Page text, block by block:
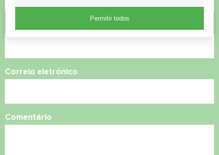
Correio eletrónico
Comentário
Permitir todos